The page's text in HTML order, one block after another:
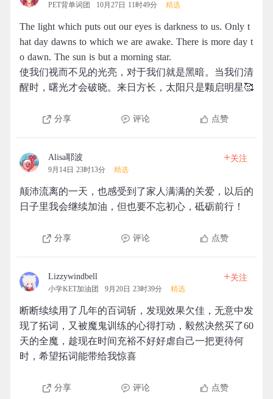
PET背单词团 10月27日 11时49分 精选
The light which puts out our eyes is darkness to us. Only t
hat day dawns to which we are awake. There is more day t
o dawn. The sun is but a morning star.
使我们视而不见的光亮，对于我们就是黑暗。当我们清
醒时，曙光才会破晓。来日方长，太阳只是颗启明星🥰
分享 评论 点赞
Alisa耶波
9月14日 23时13分 精选
+关注
颠沛流离的一天，也感受到了家人满满的关爱，以后的
日子里我会继续加油，但也要不忘初心，砥砺前行！
分享 评论 点赞
Lizzywindbell
小学KET加油团 9月20日 23时39分 精选
+关注
断断续续用了几年的百词斩，发现效果欠佳，无意中发
现了拓词，又被魔鬼训练的心得打动，毅然决然买了60
天的全魔，趁现在时间充裕不好好虐自己一把更待何
时，希望拓词能带给我惊喜
分享 评论 点赞